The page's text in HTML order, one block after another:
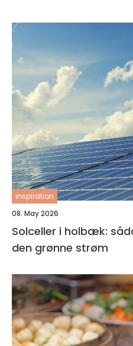
inspiration
08. May 2026
Solceller i holbæk:
den grønne strøm